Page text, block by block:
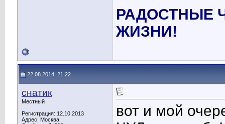
РАДОСТНЫЕ
ЖИЗНИ!
22.08.2014, 21:22
снатик
Местный
Регистрация: 12.10.2013
Адрес: Москва
вот и мой